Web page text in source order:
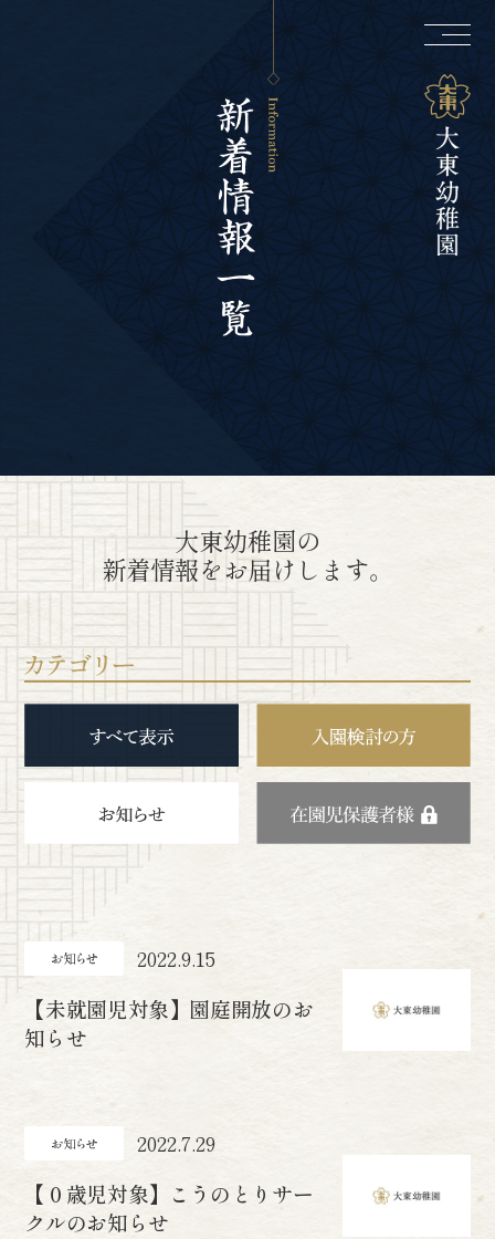
大東幼稚園の
新着情報をお届けします。
2022.9.15
【未就園児対象】園庭開放のお
知らせ
2022.7.29
【０歳児対象】こうのとりサー
クルのお知らせ